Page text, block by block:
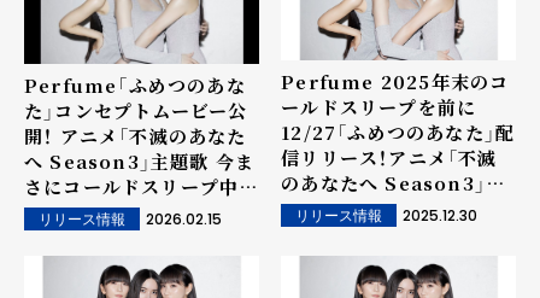
Perfume「ふめつのあな
た」コンセプトムービー公
開！ アニメ「不滅のあなた
へ Season3」主題歌 今ま
さにコールドスリープ中の
3人の姿が3DCGを駆使し
て表現された映像に！
リリース情報 2026.02.15
Perfume 2025年末のコ
ールドスリープを前に
12/27「ふめつのあなた」配
信リリース！アニメ「不滅
のあなたへ Season3」主
題歌 今まさにコールドス
リープに入っていく3人の
姿が表現された楽曲ティザ
ー映像公開！
リリース情報 2025.12.30